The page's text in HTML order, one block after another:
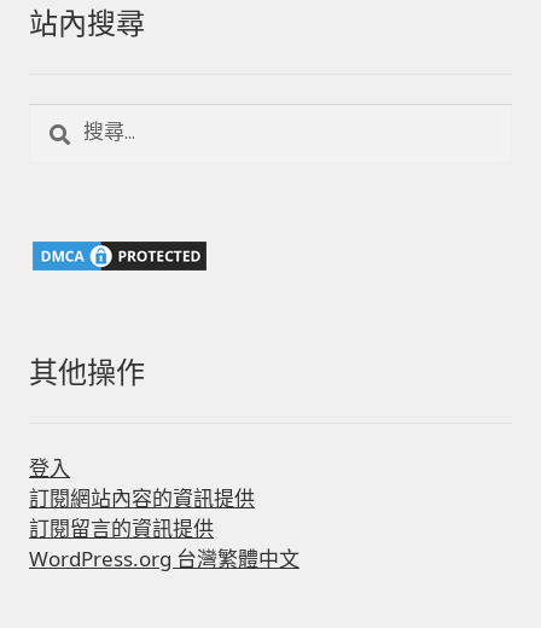
站內搜尋
字:
其他操作
登入
訂閱網站內容的資訊提供
訂閱留言的資訊提供
WordPress.org 台灣繁體中文